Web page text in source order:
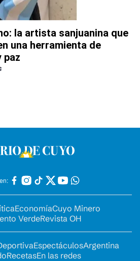
la artista sanjuanina que
una herramienta de
paz
EconomíaCuyo Minero
VerdeRevista OH
EspectáculosArgentina
RecetasEn las redes